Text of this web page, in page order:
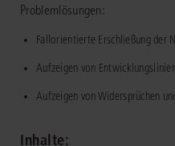
Problemlösungen:
Fallorientierte Erschließung der
Aufzeigen von
Aufzeigen von Widersprüchen
Inhalte: